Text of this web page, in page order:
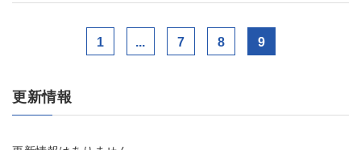
1 ... 7 8 9
更新情報